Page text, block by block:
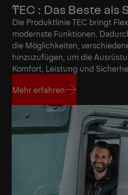
TEC : Das Beste als
Die Produktlinie TEC bringt
modernste Funktionen.
die Möglichkeiten,
hinzuzufügen, um die
Komfort, Leistung und
Mehr erfahren
Mehr erfahren